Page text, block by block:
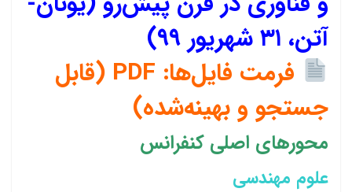
آتن، ۳۱ شهریور ۹۹)
فرمت فایل‌ها: PDF (قابل
جستجو و بهینه‌شده)
محورهای اصلی کنفرانس
علوم مهندسی